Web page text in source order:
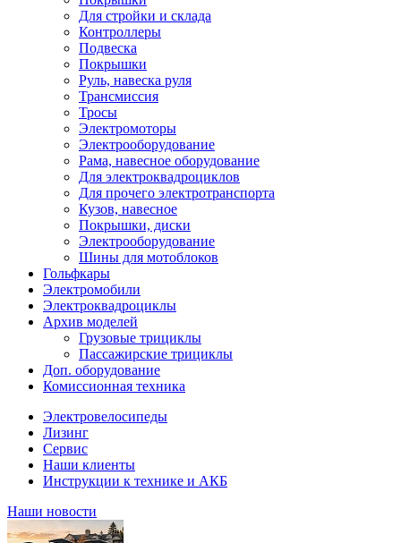
Для стройки и склада
Контроллеры
Подвеска
Покрышки
Руль, навеска руля
Трансмиссия
Тросы
Электромоторы
Электрооборудование
Рама, навесное оборудование
Для электроквадроциклов
Для прочего электротранспорта
Кузов, навесное
Покрышки, диски
Электрооборудование
Шины для мотоблоков
Гольфкары
Электромобили
Электроквадроциклы
Архив моделей
Грузовые трициклы
Пассажирские трициклы
Доп. оборудование
Комиссионная техника
Электровелосипеды
Лизинг
Сервис
Наши клиенты
Инструкции к технике и АКБ
Наши новости